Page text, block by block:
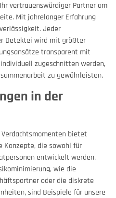
vertrauenswürdiger Partner am
Mit jahrelanger Erfahrung
Jeder
Detektei wird mit größter
transparent mit
zugeschnitten werden,
zu gewährleisten.
in der
bietet
Konzepte, die sowohl für
entwickelt werden.
wie die
oder die diskrete
sind Beispiele für unsere